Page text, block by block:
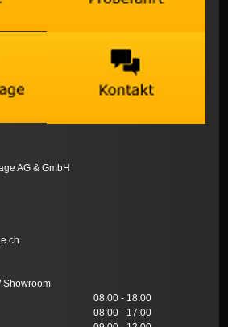
AG & GmbH
Showroom
08:00 - 18:00
08:00 - 17:00